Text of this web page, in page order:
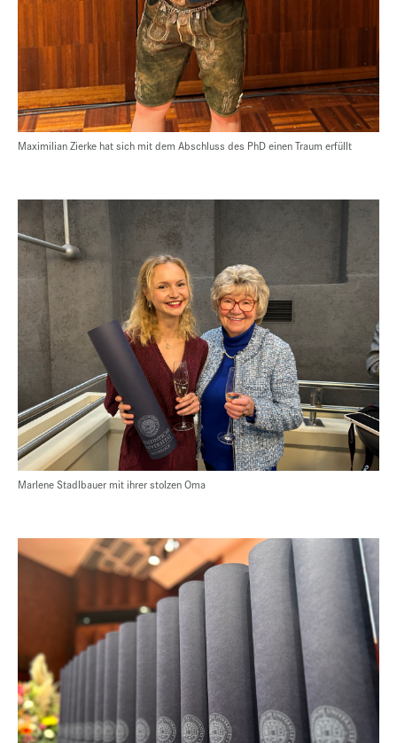
Maximilian Zierke hat sich mit dem Abschluss des PhD einen Traum erfüllt
Marlene Stadlbauer mit ihrer stolzen Oma